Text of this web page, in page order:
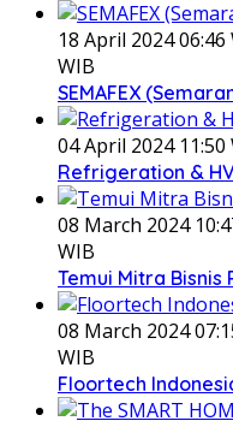
18 April 2024 06:46
WIB
SEMAFEX
04 April 2024 11:50
Refrigeration &
08 March 2024
WIB
Temui Mitra Bisnis
08 March 2024
WIB
Floortech